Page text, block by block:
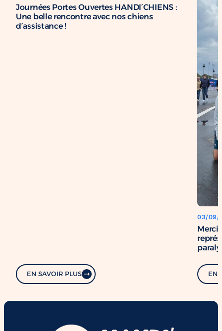
Journées Portes Ouvertes HANDI’CHIENS :
Une belle rencontre avec nos chiens
d’assistance !
EN SAVOIR PLUS
03/09/
Merci
EN